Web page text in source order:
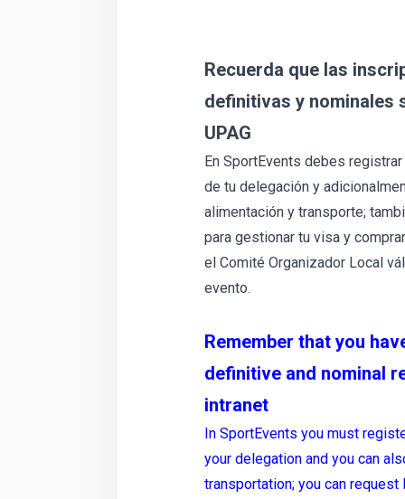
Recuerda que las
definitivas y nominales
UPAG
En SportEvents debes
de tu delegación y
alimentación y transporte;
para gestionar tu visa y
el Comité Organizador Local
evento.
Remember that you
definitive and nominal
intranet
In SportEvents you must
your delegation and you can
transportation; you can